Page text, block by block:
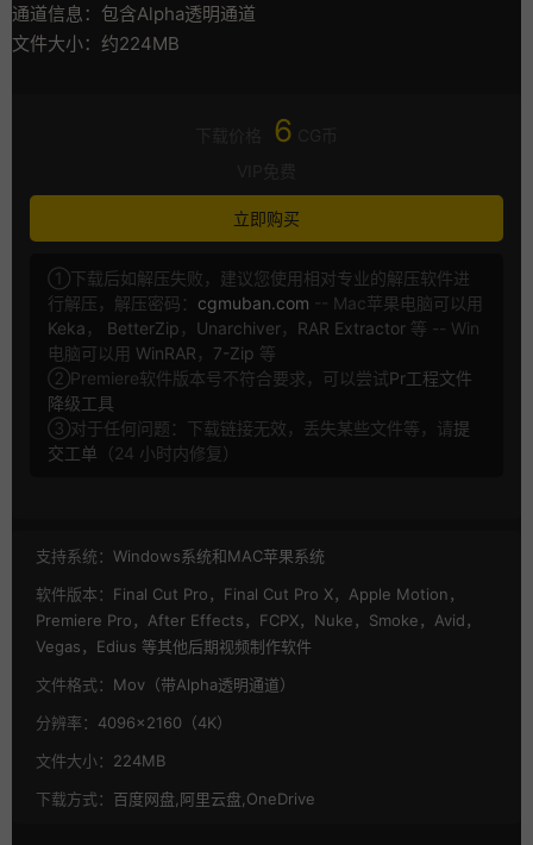
通道信息：包含Alpha透明通道
文件大小：约224MB
6
立即购买
①下载后如解压失败，建议您使用相对专业的解压软件进
行解压，解压密码： cgmuban.com -- Mac苹果电脑可以用
Keka ， BetterZip ， Unarchiver， RAR Extractor 等 -- Win
电脑可以用 WinRAR ， 7-Zip 等
②Premiere软件版本号不符合要求，可以尝试Pr工程文件
降级工具
③对于任何问题：下载链接无效，丢失某些文件等，请提
交工单 （24 小时内修复）
支持系统： Windows系统和MAC苹果系统
软件版本： Final Cut Pro，Final Cut Pro X，Apple Motion，
Premiere Pro，After Effects，FCPX，Nuke，Smoke，Avid，
Vegas，Edius 等其他后期视频制作软件
文件格式： Mov（带Alpha透明通道）
分辨率： 4096×2160（4K）
文件大小： 224MB
下载方式： 百度网盘,阿里云盘,OneDrive